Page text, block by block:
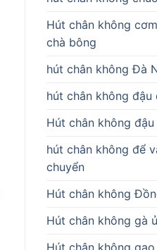
Hút chân không
chà bông
hút chân không Đà
hút chân không đậu
Hút chân không đậu
hút chân không để
chuyển
Hút chân không
Hút chân không gà
Hút chân không